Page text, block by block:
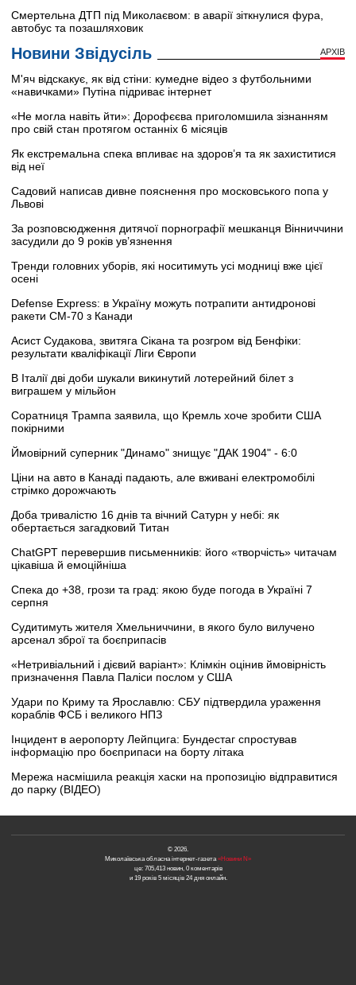
Смертельна ДТП під Миколаєвом: в аварії зіткнулися фура,
автобус та позашляховик
Новини Звідусіль АРХІВ
М'яч відскакує, як від стіни: кумедне відео з футбольними
«навичками» Путіна підриває інтернет
«Не могла навіть йти»: Дорофєєва приголомшила зізнанням
про свій стан протягом останніх 6 місяців
Як екстремальна спека впливає на здоров’я та як захиститися
від неї
Садовий написав дивне пояснення про московського попа у
Львові
За розповсюдження дитячої порнографії мешканця Вінниччини
засудили до 9 років ув’язнення
Тренди головних уборів, які носитимуть усі модниці вже цієї
осені
Defense Express: в Україну можуть потрапити антидронові
ракети CM-70 з Канади
Асист Судакова, звитяга Сікана та розгром від Бенфіки:
результати кваліфікації Ліги Європи
В Італії дві доби шукали викинутий лотерейний білет з
виграшем у мільйон
Соратниця Трампа заявила, що Кремль хоче зробити США
покірними
Ймовірний суперник "Динамо" знищує "ДАК 1904" - 6:0
Ціни на авто в Канаді падають, але вживані електромобілі
стрімко дорожчають
Доба тривалістю 16 днів та вічний Сатурн у небі: як
обертається загадковий Титан
ChatGPT перевершив письменників: його «творчість» читачам
цікавіша й емоційніша
Спека до +38, грози та град: якою буде погода в Україні 7
серпня
Судитимуть жителя Хмельниччини, в якого було вилучено
арсенал зброї та боєприпасів
«Нетривіальний і дієвий варіант»: Клімкін оцінив ймовірність
призначення Павла Паліси послом у США
Удари по Криму та Ярославлю: СБУ підтвердила ураження
кораблів ФСБ і великого НПЗ
Інцидент в аеропорту Лейпцига: Бундестаг спростував
інформацію про боєприпаси на борту літака
Мережа насмішила реакція хаски на пропозицію відправитися
до парку (ВІДЕО)
© 2026.
Миколаївська обласна інтернет-газета«Новини N»
це: 705,413 новин, 0 коментарів
и 19 років 5 місяців 24 дня онлайн.